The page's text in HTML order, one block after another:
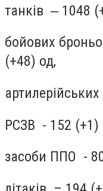
танків ‒ 1048
бойових
(+48) од,
РСЗВ - 152 (+1)
засоби ППО -